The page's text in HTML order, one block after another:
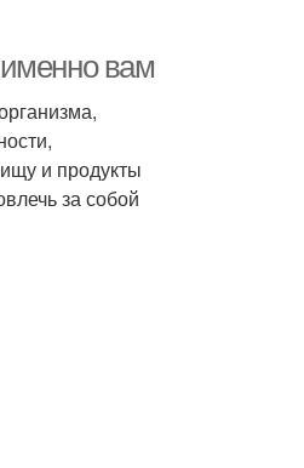
вам
и продукты
за собой